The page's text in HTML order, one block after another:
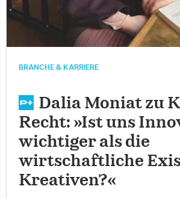
BRANCHE & KARRIERE
Dalia Moniat zu
Recht: »Ist uns
wichtiger als die
wirtschaftliche
Kreativen?«